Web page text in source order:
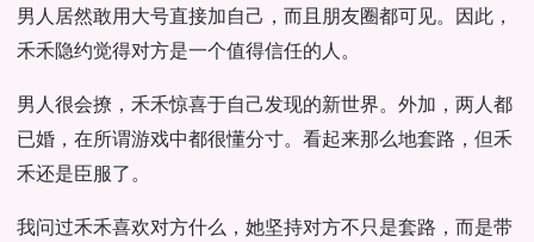
男人居然敢用大号直接加自己，而且朋友圈都可见。因此，
禾禾隐约觉得对方是一个值得信任的人。
男人很会撩，禾禾惊喜于自己发现的新世界。外加，两人都
已婚，在所谓游戏中都很懂分寸。看起来那么地套路，但禾
禾还是臣服了。
我问过禾禾喜欢对方什么，她坚持对方不只是套路，而是带